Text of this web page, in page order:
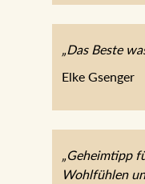
„Das Beste
Elke Gsenger
„Geheimtipp
Wohlfühlen